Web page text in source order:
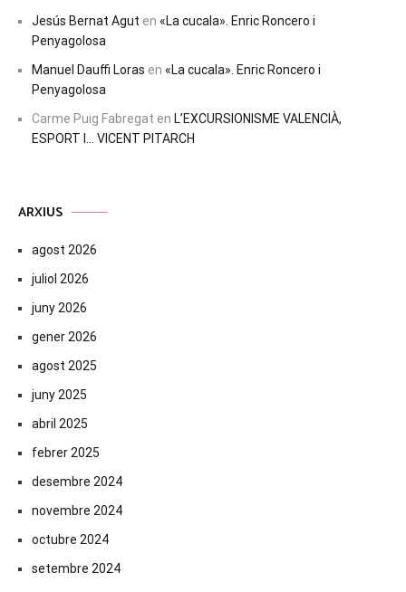
Jesús Bernat Agut en «La cucala». Enric Roncero i
Penyagolosa
Manuel Dauffi Loras en «La cucala». Enric Roncero i
Penyagolosa
Carme Puig Fabregat en L’EXCURSIONISME VALENCIÀ,
ESPORT I… VICENT PITARCH
ARXIUS
agost 2026
juliol 2026
juny 2026
gener 2026
agost 2025
juny 2025
abril 2025
febrer 2025
desembre 2024
novembre 2024
octubre 2024
setembre 2024